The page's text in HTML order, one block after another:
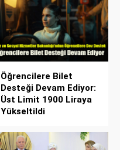
Öğrencilere Bilet
Desteği Devam Ediyor:
Üst Limit 1900 Liraya
Yükseltildi